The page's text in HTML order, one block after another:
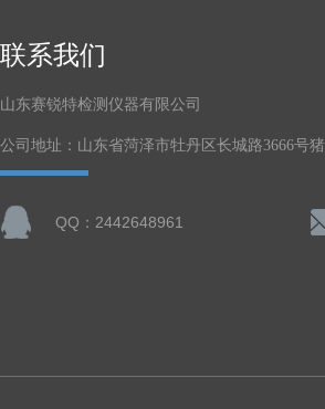
联系我们
山东赛锐特检测仪器有限公司
公司地址：山东省菏泽市牡丹区长城路3666号
QQ：2442648961